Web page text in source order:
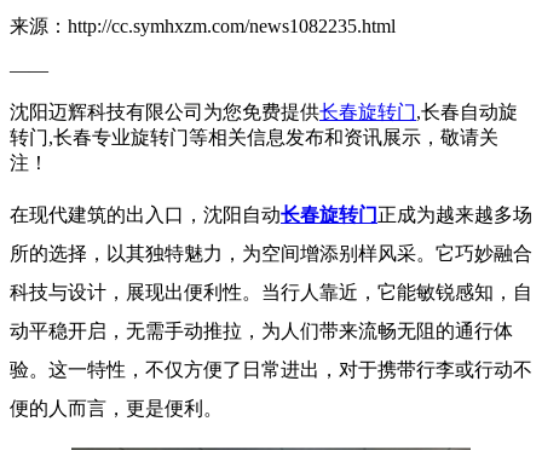
来源：http://cc.symhxzm.com/news1082235.html
——
沈阳迈辉科技有限公司为您免费提供长春旋转门,长春自动旋
转门,长春专业旋转门等相关信息发布和资讯展示，敬请关
注！
在现代建筑的出入口，沈阳自动长春旋转门 正成为越来越多场
所的选择，以其独特魅力，为空间增添别样风采。它巧妙融合
科技与设计，展现出便利性。当行人靠近，它能敏锐感知，自
动平稳开启，无需手动推拉，为人们带来流畅无阻的通行体
验。这一特性，不仅方便了日常进出，对于携带行李或行动不
便的人而言，更是便利。